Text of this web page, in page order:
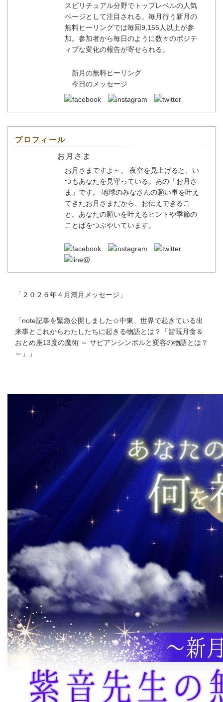
スピリチュアル分野でトップレベルの人気
ページとして注目される。毎月行う新月の
無料ヒーリングでは毎回9,155人以上が参
加。参加者から毎日のように数々のポジテ
ィブな変化の報告が寄せられる。
新月の無料ヒーリング
今日のメッセージ
プロフィール
お月さま
お月さまですよ～。 夜空を見上げると、い
つもあなたを見守っている。あの「お月さ
ま」です。 地球のみなさんの願い事を叶え
てきたお月さまだから、お伝えできるこ
と。あなたの願いを叶えるヒントや季節の
ことばをつぶやいています。
「 ２０２６年４月満月メッセージ 」
「note記事を緊急公開しました☆中東、世界で起きている出
来事とこれからわたしたちに起きる物語とは？「皆既月食＆
おとめ座13度の魔術 ～ サビアンシンボルと変容の物語とは？
～」
」